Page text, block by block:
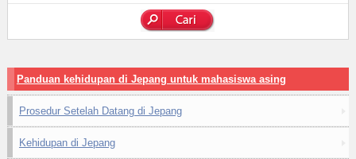
Panduan kehidupan di Jepang untuk mahasiswa asing
Prosedur Setelah Datang di Jepang
Kehidupan di Jepang